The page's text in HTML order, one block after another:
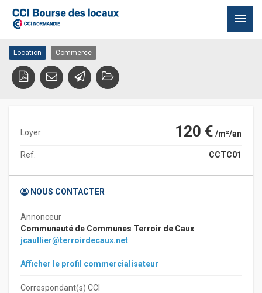
contenu
bourg d’Auffay
76720 AUFFAY
Location Commerce
Loyer 120 € /m²/an
Ref. CCTC01
NOUS CONTACTER
Annonceur
Communauté de Communes Terroir de Caux
jcaullier@terroirdecaux.net
Afficher le profil commercialisateur
Correspondant(s) CCI